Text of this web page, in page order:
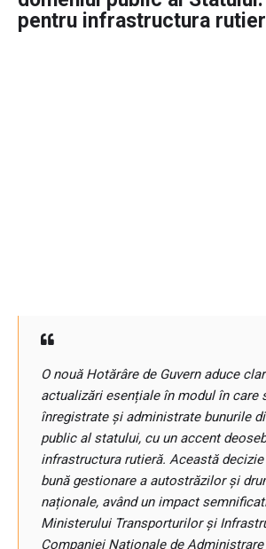
pentru infrastructura
O nouă Hotărâre de Guvern aduce
actualizări esențiale în modul în care
înregistrate și administrate bunurile
public al statului, cu un accent
infrastructura rutieră. Această
bună gestionare a autostrăzilor și
naționale, având un impact
Ministerului Transporturilor și
Companiei Naționale de